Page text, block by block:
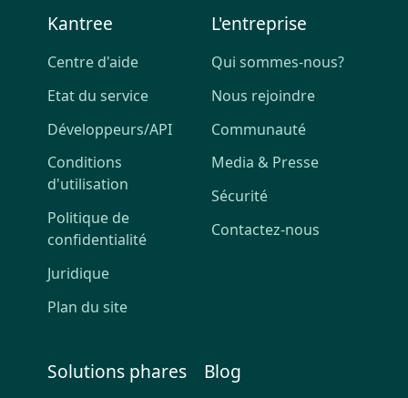
Kantree
Centre d'aide
Etat du service
Développeurs/API
Conditions
d'utilisation
Politique de
confidentialité
Juridique
Plan du site
L'entreprise
Qui sommes-nous?
Nous rejoindre
Communauté
Media & Presse
Sécurité
Contactez-nous
Solutions phares Blog